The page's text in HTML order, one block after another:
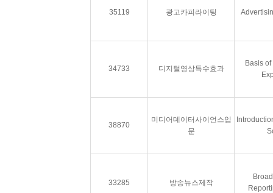
35119 광고카피라이팅
34733 디지털영상특수효과
Basis
38870
미디어데이터사이언스입
문
33285 방송뉴스제작